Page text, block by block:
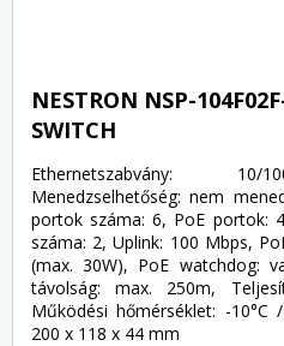
NESTRON NSP-
SWITCH
Ethernetszabvány:
Menedzselhetőség: nem
portok száma: 6, PoE portok:
száma: 2, Uplink: 100 Mbps,
(max. 30W), PoE watchdog:
távolság: max. 250m,
Működési hőmérséklet: -10°C
200 x 118 x 44 mm